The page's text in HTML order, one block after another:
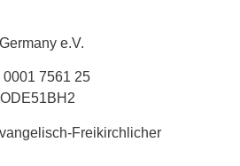
e.V.
0001 7561 25
Freikirchlicher